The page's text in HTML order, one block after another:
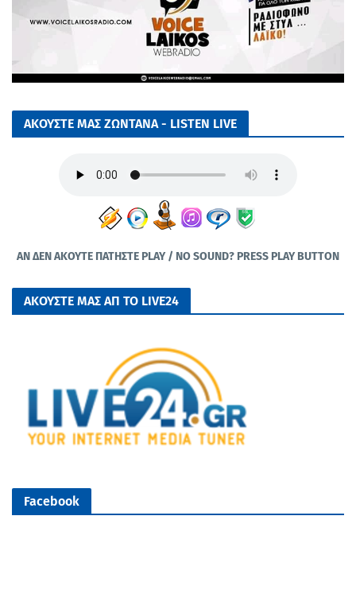
ΑΚΟΥΣΤΕ ΜΑΣ ΖΩΝΤΑΝΑ - LISTEN LIVE
ΑΝ ΔΕΝ ΑΚΟΥΤΕ ΠΑΤΗΣΤΕ PLAY / NO SOUND? PRESS PLAY BUTTON
ΑΚΟΥΣΤΕ ΜΑΣ ΑΠ ΤΟ LIVE24
Facebook